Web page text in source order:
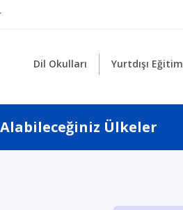
Dil Okulları Yurtdışı Eğitim
Ülkeler